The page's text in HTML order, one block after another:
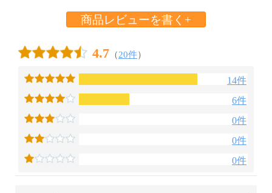
商品レビューを書く+
4.7 （20件）
14件
6件
0件
0件
0件